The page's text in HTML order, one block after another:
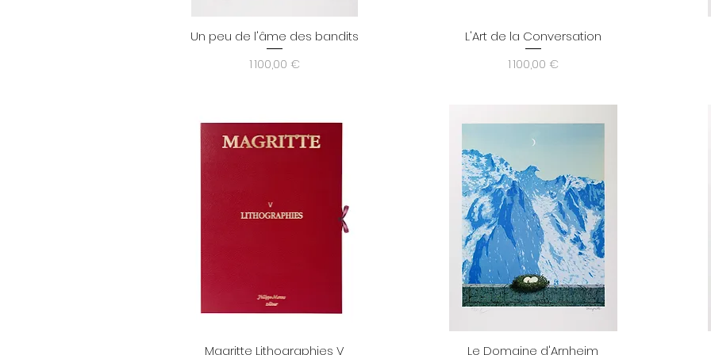
Aperçu rapide
Un peu de l'âme des bandits
Prix
1 100,00 €
Aperçu rapide
L'Art de la Conversation
Prix
1 100,00 €
Aperçu rapide
Magritte Lithographies V Aperçu rapide
Le Domaine d'Arnheim